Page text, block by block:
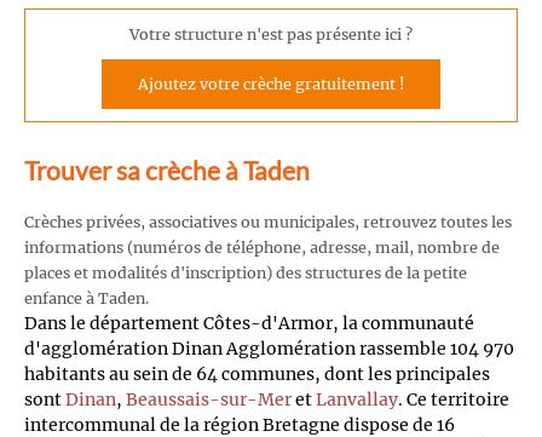
Votre structure n'est pas présente ici ?
Ajoutez votre crèche gratuitement !
Trouver sa crèche à Taden
Crèches privées, associatives ou municipales, retrouvez toutes les
informations (numéros de téléphone, adresse, mail, nombre de
places et modalités d'inscription) des structures de la petite
enfance à Taden.
Dans le département Côtes-d'Armor, la communauté
d'agglomération Dinan Agglomération rassemble 104 970
habitants au sein de 64 communes, dont les principales
sontDinan, Beaussais-sur-MeretLanvallay. Ce territoire
intercommunal de la région Bretagne dispose de 16